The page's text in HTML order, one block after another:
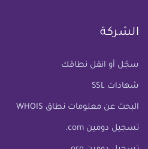
الشركة
سجّل أو انقل نطاقك
شهادات SSL
البحث عن معلومات نطاق WHOIS
تسجيل دومين com.